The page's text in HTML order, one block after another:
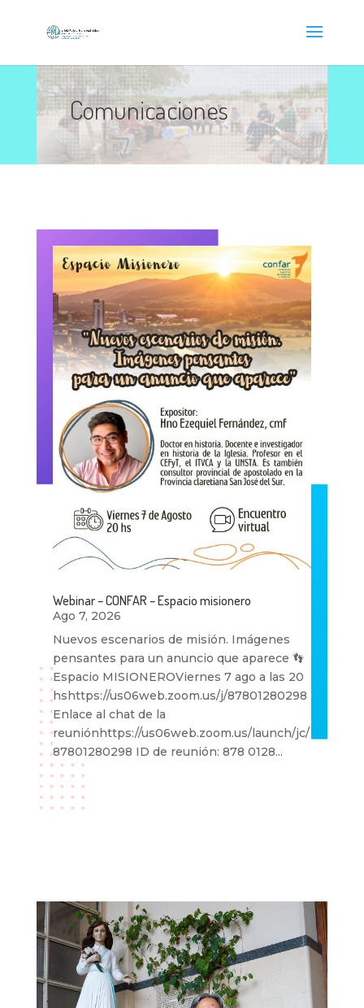
Comunicaciones
Webinar – CONFAR – Espacio misionero
Ago 7, 2026
Nuevos escenarios de misión. Imágenes
pensantes para un anuncio que aparece 👣
Espacio MISIONEROViernes 7 ago a las 20
hshttps://us06web.zoom.us/j/87801280298
Enlace al chat de la
reuniónhttps://us06web.zoom.us/launch/jc/
87801280298 ID de reunión: 878 0128...